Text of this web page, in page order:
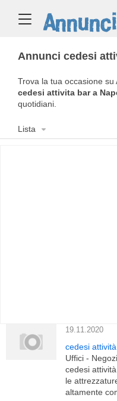
Annunci cedesi
Trova la tua occasione
cedesi attivita bar a
quotidiani.
Lista
19.11.2020
cedesi
Uffici -
cedesi
le
altamente